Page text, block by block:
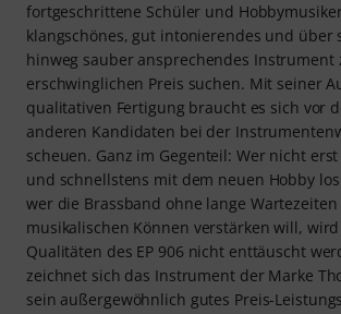
fortgeschrittene Schüler und
klangschönes, gut intonierendes und über
hinweg sauber ansprechendes Instrument
erschwinglichen Preis suchen. Mit seiner
qualitativen Fertigung braucht es sich vor
anderen Kandidaten bei der
scheuen. Ganz im Gegenteil: Wer nicht
und schnellstens mit dem neuen Hobby
wer die Brassband ohne lange
musikalischen Können verstärken will,
Qualitäten des EP 906 nicht enttäuscht
zeichnet sich das Instrument der Marke
sein außergewöhnlich gutes Preis-